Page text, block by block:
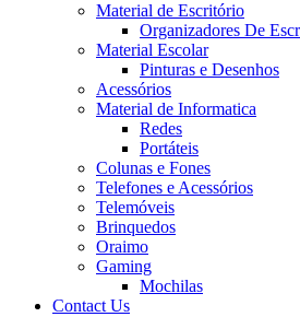
Material de Escritório
Organizadores De
Material Escolar
Pinturas e Desenhos
Acessórios
Material de Informatica
Redes
Portáteis
Colunas e Fones
Telefones e Acessórios
Telemóveis
Brinquedos
Oraimo
Gaming
Mochilas
Contact Us